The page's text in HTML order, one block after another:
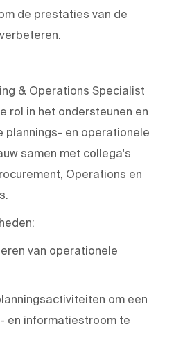
de prestaties van de
& Operations Specialist
rol in het ondersteunen en
plannings- en operationele
samen met collega's
Operations en
van operationele
om een
en informatiestroom te